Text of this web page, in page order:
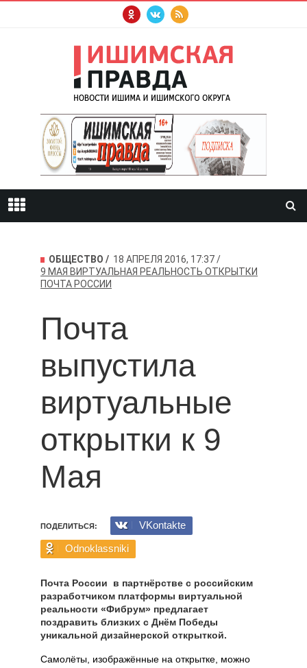
ОБЩЕСТВО
18 АПРЕЛЯ 2016, 17:37
9 МАЯ ВИРТУАЛЬНАЯ РЕАЛЬНОСТЬ ОТКРЫТКИ
ПОЧТА РОССИИ
Почта
выпустила
виртуальные
открытки к 9
Мая
ПОДЕЛИТЬСЯ:
VKontakte
Odnoklassniki
Почта России в партнёрстве с российским
разработчиком платформы вир­туальной
реальности «Фибрум» предлагает
поздравить близких с Днём Победы
уникальной дизайнерской открыткой.
Само­лёты, изображённые на открытке, можно